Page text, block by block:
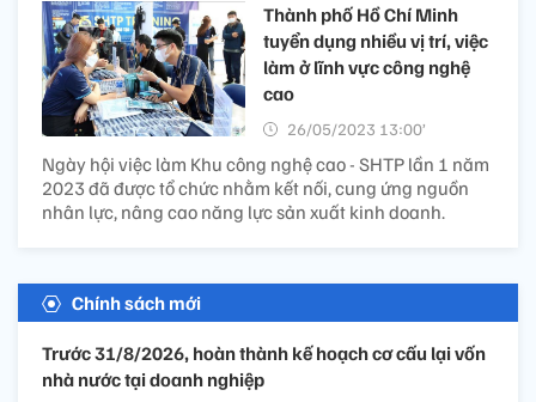
Thành phố Hồ Chí Minh
tuyển dụng nhiều vị trí, việc
làm ở lĩnh vực công nghệ
cao
26/05/2023 13:00’
Ngày hội việc làm Khu công nghệ cao - SHTP lần 1 năm
2023 đã được tổ chức nhằm kết nối, cung ứng nguồn
nhân lực, nâng cao năng lực sản xuất kinh doanh.
Chính sách mới
Trước 31/8/2026, hoàn thành kế hoạch cơ cấu lại vốn
nhà nước tại doanh nghiệp